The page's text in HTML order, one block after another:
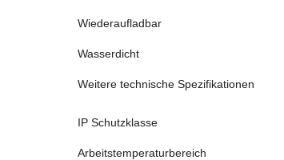
Wiederaufladbar
Wasserdicht
Weitere technische Spezifikationen
IP Schutzklasse
Arbeitstemperaturbereich